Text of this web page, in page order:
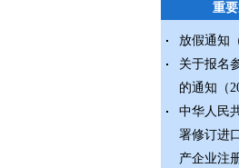
重
放假通知
关于报名
的通知 （
中华人民
署修订进
产企业注